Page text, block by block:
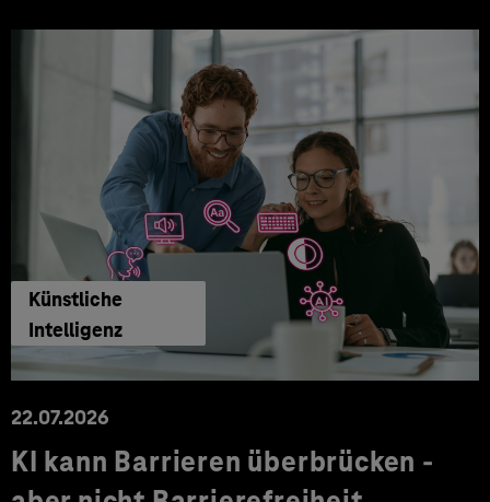
Künstliche
Intelligenz
22.07.2026
KI kann Barrieren überbrücken -